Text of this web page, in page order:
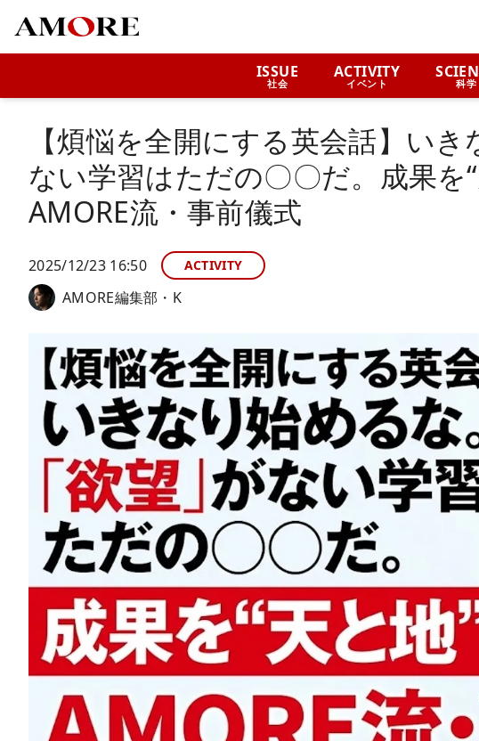
ISSUE
社会
ACTIVITY
イベント 科学
【煩悩を全開にする英会話】い
ない学習はただの〇〇だ。成果を
AMORE流・事前儀式
2025/12/23 16:50 ACTIVITY
AMORE編集部・K